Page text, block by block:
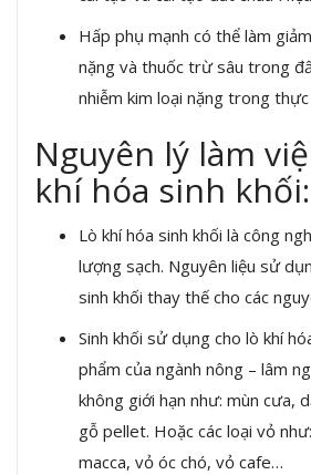
Hấp phụ mạnh có thể làm
nặng và thuốc trừ sâu trong
nhiễm kim loại nặng trong
Nguyên lý làm
khí hóa sinh khối:
Lò khí hóa sinh khối là công
lượng sạch. Nguyên liệu sử
sinh khối thay thế cho các
Sinh khối sử dụng cho lò khí
phẩm của ngành nông – lâm
không giới hạn như: mùn cưa,
gỗ pellet. Hoặc các loại vỏ
macca, vỏ óc chó, vỏ cafe…